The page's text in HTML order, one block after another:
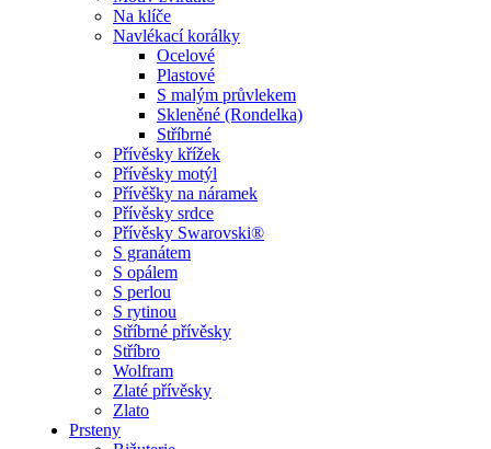
Na klíče
Navlékací korálky
Ocelové
Plastové
S malým průvlekem
Skleněné (Rondelka)
Stříbrné
Přívěsky křížek
Přívěsky motýl
Přívěšky na náramek
Přívěsky srdce
Přívěsky Swarovski®
S granátem
S opálem
S perlou
S rytinou
Stříbrné přívěsky
Stříbro
Wolfram
Zlaté přívěsky
Zlato
Prsteny